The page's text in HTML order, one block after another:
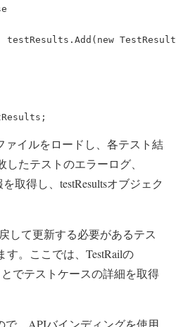
testResults.Add(new
ァイルをロードし、各テスト結
たテストのエラーログ、
取得し、testResultsオブジェク
して更新する必要があるテス
す。ここでは、TestRailの
でテストケースの詳細を取得